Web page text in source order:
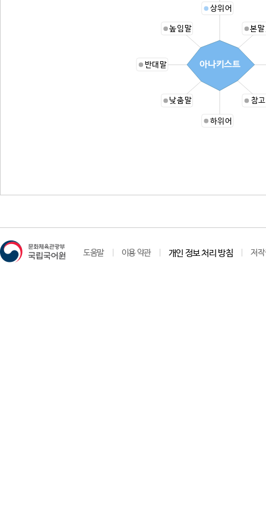
상위어
본
참
하위어
낮춤말
반대말
높임말
아나키스트
도움말 이용 약관 개인 정보 처리 방침 저